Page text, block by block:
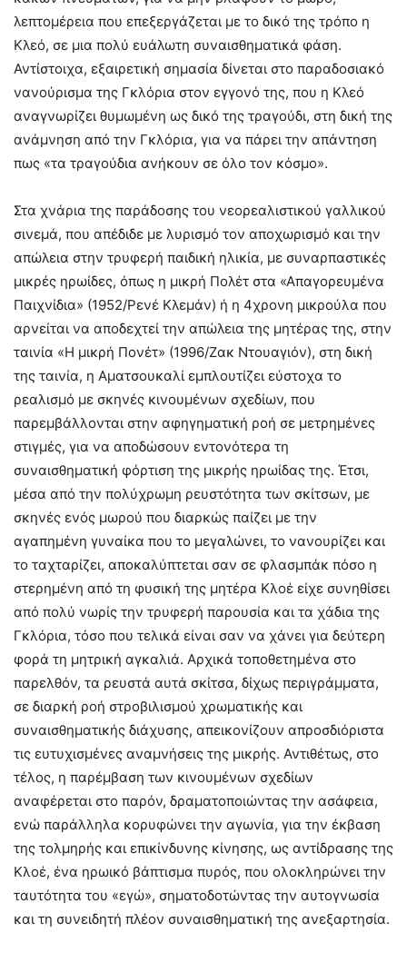
λεπτομέρεια που επεξεργάζεται με το δικό της τρόπο η
Κλεό, σε μια πολύ ευάλωτη συναισθηματικά φάση.
Αντίστοιχα, εξαιρετική σημασία δίνεται στο παραδοσιακό
νανούρισμα της Γκλόρια στον εγγονό της, που η Κλεό
αναγνωρίζει θυμωμένη ως δικό της τραγούδι, στη δική της
ανάμνηση από την Γκλόρια, για να πάρει την απάντηση
πως «τα τραγούδια ανήκουν σε όλο τον κόσμο».
Στα χνάρια της παράδοσης του νεορεαλιστικού γαλλικού
σινεμά, που απέδιδε με λυρισμό τον αποχωρισμό και την
απώλεια στην τρυφερή παιδική ηλικία, με συναρπαστικές
μικρές ηρωίδες, όπως η μικρή Πολέτ στα «Απαγορευμένα
Παιχνίδια» (1952/Ρενέ Κλεμάν) ή η 4χρονη μικρούλα που
αρνείται να αποδεχτεί την απώλεια της μητέρας της, στην
ταινία «Η μικρή Πονέτ» (1996/Ζακ Ντουαγιόν), στη δική
της ταινία, η Αματσουκαλί εμπλουτίζει εύστοχα το
ρεαλισμό με σκηνές κινουμένων σχεδίων, που
παρεμβάλλονται στην αφηγηματική ροή σε μετρημένες
στιγμές, για να αποδώσουν εντονότερα τη
συναισθηματική φόρτιση της μικρής ηρωίδας της. Έτσι,
μέσα από την πολύχρωμη ρευστότητα των σκίτσων, με
σκηνές ενός μωρού που διαρκώς παίζει με την
αγαπημένη γυναίκα που το μεγαλώνει, το νανουρίζει και
το ταχταρίζει, αποκαλύπτεται σαν σε φλασμπάκ πόσο η
στερημένη από τη φυσική της μητέρα Κλοέ είχε συνηθίσει
από πολύ νωρίς την τρυφερή παρουσία και τα χάδια της
Γκλόρια, τόσο που τελικά είναι σαν να χάνει για δεύτερη
φορά τη μητρική αγκαλιά. Αρχικά τοποθετημένα στο
παρελθόν, τα ρευστά αυτά σκίτσα, δίχως περιγράμματα,
σε διαρκή ροή στροβιλισμού χρωματικής και
συναισθηματικής διάχυσης, απεικονίζουν απροσδιόριστα
τις ευτυχισμένες αναμνήσεις της μικρής. Αντιθέτως, στο
τέλος, η παρέμβαση των κινουμένων σχεδίων
αναφέρεται στο παρόν, δραματοποιώντας την ασάφεια,
ενώ παράλληλα κορυφώνει την αγωνία, για την έκβαση
της τολμηρής και επικίνδυνης κίνησης, ως αντίδρασης της
Κλοέ, ένα ηρωικό βάπτισμα πυρός, που ολοκληρώνει την
ταυτότητα του «εγώ», σηματοδοτώντας την αυτογνωσία
και τη συνειδητή πλέον συναισθηματική της ανεξαρτησία.